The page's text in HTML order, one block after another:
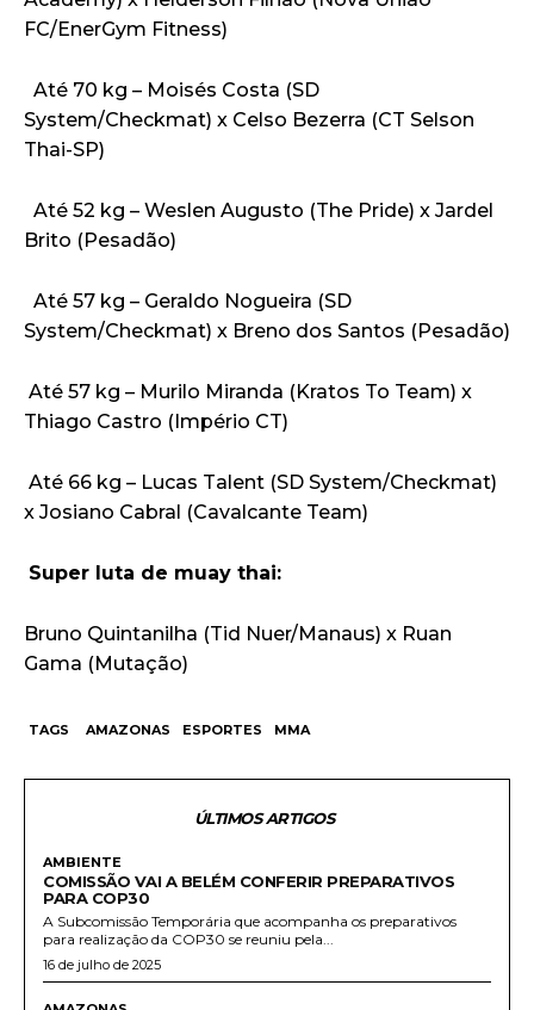
FC/EnerGym Fitness)
Até 70 kg – Moisés Costa (SD
System/Checkmat) x Celso Bezerra (CT Selson
Thai-SP)
Até 52 kg – Weslen Augusto (The Pride) x Jardel
Brito (Pesadão)
Até 57 kg – Geraldo Nogueira (SD
System/Checkmat) x Breno dos Santos (Pesadão)
Até 57 kg – Murilo Miranda (Kratos To Team) x
Thiago Castro (Império CT)
Até 66 kg – Lucas Talent (SD System/Checkmat)
x Josiano Cabral (Cavalcante Team)
Super luta de muay thai:
Bruno Quintanilha (Tid Nuer/Manaus) x Ruan
Gama (Mutação)
TAGS AMAZONAS ESPORTES MMA
ÚLTIMOS ARTIGOS
AMBIENTE
COMISSÃO VAI A BELÉM CONFERIR PREPARATIVOS
PARA COP30
A Subcomissão Temporária que acompanha os preparativos
para realização da COP30 se reuniu pela...
16 de julho de 2025